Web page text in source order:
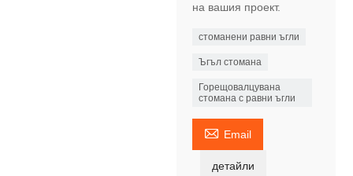
на вашия проект.
стоманени равни ъгли
Ъгъл стомана
Горещовалцувана
стомана с равни ъгли
 Email
детайли